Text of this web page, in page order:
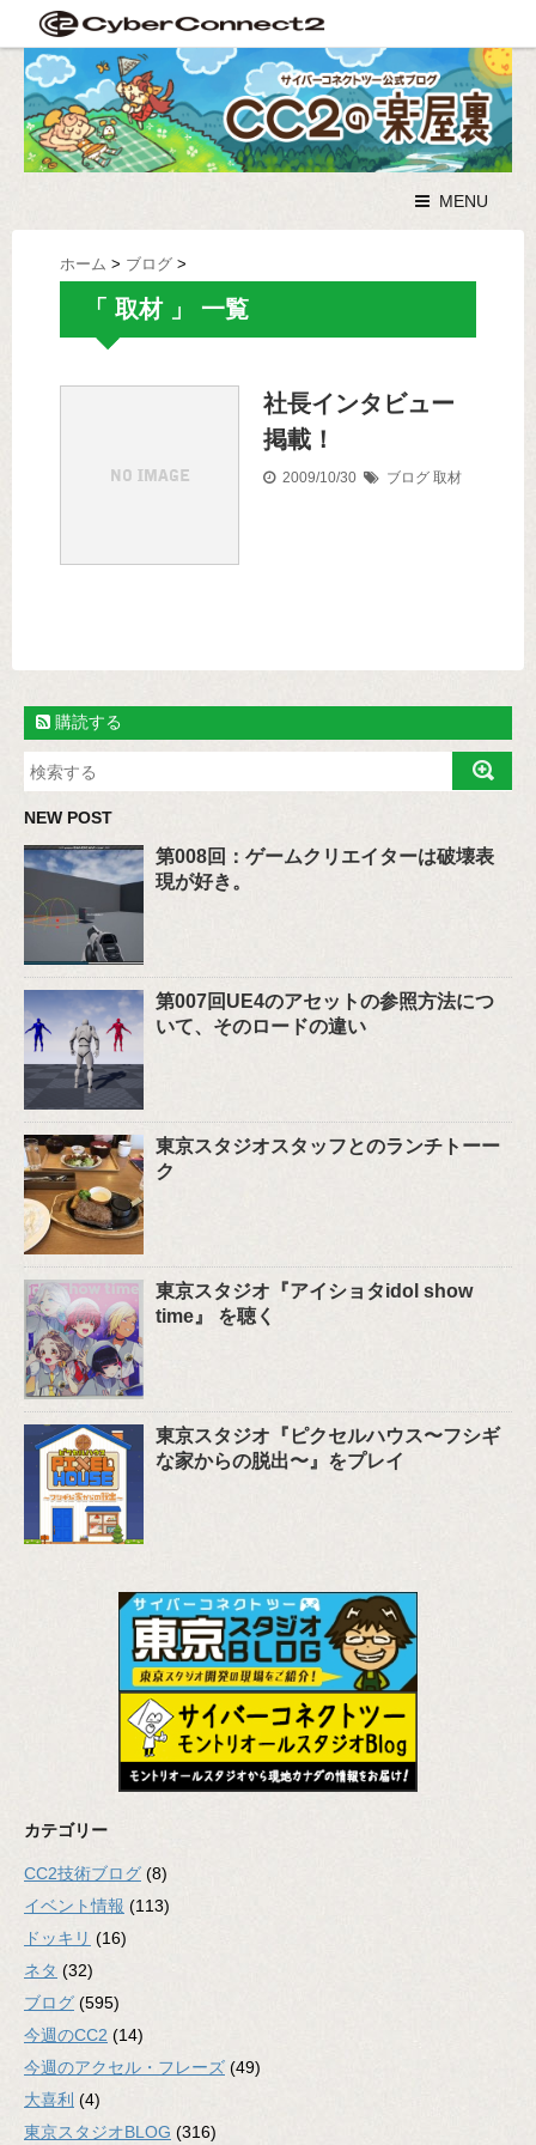
MENU
ホーム > ブログ >
「 取材 」 一覧
社長インタビュー
掲載！
2009/10/30 ブログ 取材
購読する
NEW POST
第008回：ゲームクリエイターは破壊表
現が好き。
第007回UE4のアセットの参照方法につ
いて、そのロードの違い
東京スタジオスタッフとのランチトーー
ク
東京スタジオ『アイショタidol show
time』 を聴く
東京スタジオ『ピクセルハウス〜フシギ
な家からの脱出〜』をプレイ
カテゴリー
CC2技術ブログ (8)
イベント情報 (113)
ドッキリ (16)
ネタ (32)
ブログ (595)
今週のCC2 (14)
今週のアクセル・フレーズ (49)
大喜利 (4)
東京スタジオBLOG (316)